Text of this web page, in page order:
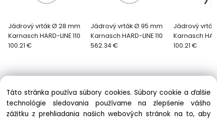
Jádrový vrták Ø 28 mm
Karnasch HARD-LINE 110
100.21 €
Jádrový vrták Ø 95 mm
Karnasch HARD-LINE 110
562.34 €
Jádrový
Karnasch
100.21 €
Táto stránka používa súbory cookies. Súbory cookie a ďalšie
technológie sledovania používame na zlepšenie vášho
zážitku z prehliadania našich webových stránok na to, aby